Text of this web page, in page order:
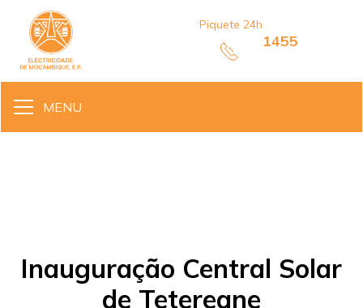
Piquete 24h
1455
MENU
Inauguração Central Solar
de Tetereane